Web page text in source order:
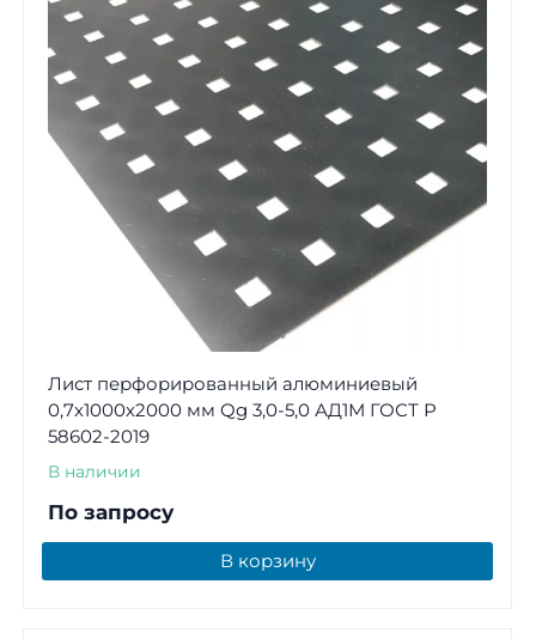
Лист перфорированный алюминиевый
0,7х1000х2000 мм Qg 3,0-5,0 АД1М ГОСТ Р
58602-2019
В наличии
По запросу
В корзину